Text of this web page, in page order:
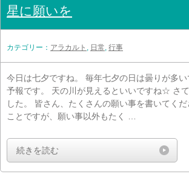
星に願いを
カテゴリー： アラカルト , 日常, 行事
今日は七夕ですね。 毎年七夕の日は曇りが多
予報です。 天の川が見えるといいですね☆ さ
した。 皆さん、たくさんの願い事を書いてく
ことですが、願い事以外もたく …
続きを読む